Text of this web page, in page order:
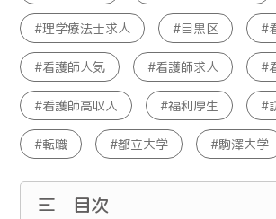
理学療法士求人 目黒区
看護師人気 看護師求人
看護師高収入 福利厚生
転職 都立大学 駒澤大学
目次